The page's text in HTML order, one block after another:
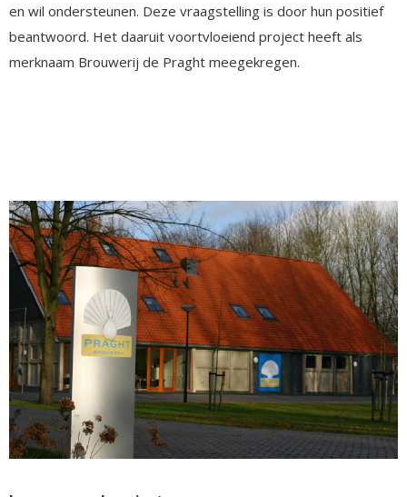
en wil ondersteunen. Deze vraagstelling is door hun positief
beantwoord. Het daaruit voortvloeiend project heeft als
merknaam Brouwerij de Praght meegekregen.